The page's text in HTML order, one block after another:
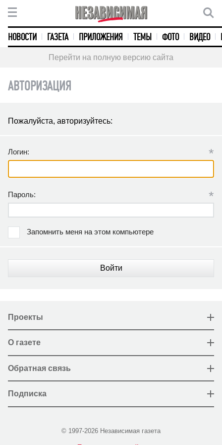
НОВОСТИ ГАЗЕТА ПРИЛОЖЕНИЯ ТЕМЫ ФОТО ВИДЕО
Перейти на полную версию сайта
АВТОРИЗАЦИЯ
Пожалуйста, авторизуйтесь:
Логин: *
Пароль: *
Запомнить меня на этом компьютере
Войти
Проекты
О газете
Обратная связь
Подписка
© 1997-2026 Независимая газета